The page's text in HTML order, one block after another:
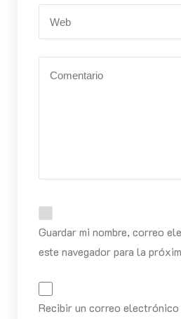
Guardar mi nombre, correo
este navegador para la
Recibir un correo